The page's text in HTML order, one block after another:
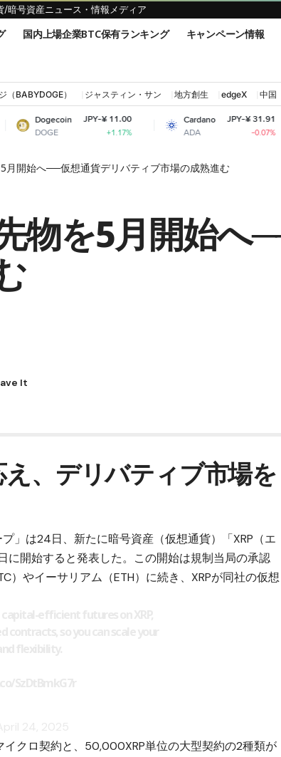
/暗号資産ニュース・情報メディア
国内上場企業BTC保有ランキング キャンペーン情報
（BABYDOGE） ジャスティン・サン 地方創生 edgeX 中国
JPY-¥ 11.00
+1.17%
Cardano
ADA
JPY-¥ 31.91
-0.07%
月開始へ──仮想通貨デリバティブ市場の成熟進む
物を5月開始へ
、デリバティブ市場を
」は24日、新たに暗号資産（仮想通貨）「XRP（エ
に開始すると発表した。この開始は規制当局の承認
）やイーサリアム（ETH） に続き、XRPが同社の仮想
クロ契約と、50,000XRP単位の大型契約の2種類が